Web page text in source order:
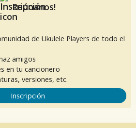
Reúnanos!
de Ukulele Players de todo el
amigos
en tu cancionero
versiones, etc.
Inscripción